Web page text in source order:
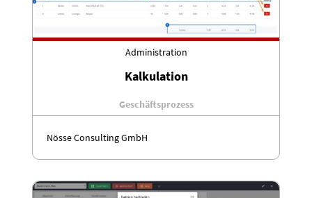
Administration
Kalkulation
Geschäftsprozess
Nösse Consulting GmbH